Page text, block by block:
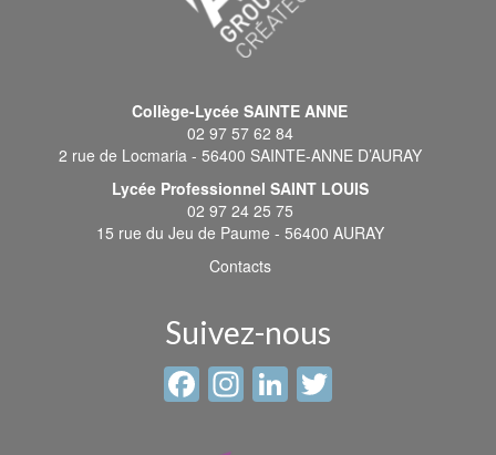
Collège-Lycée SAINTE ANNE
02 97 57 62 84
2 rue de Locmaria - 56400 SAINTE-ANNE D’AURAY
Lycée Professionnel SAINT LOUIS
02 97 24 25 75
15 rue du Jeu de Paume - 56400 AURAY
Contacts
Suivez-nous
Facebook
Instagram
LinkedIn